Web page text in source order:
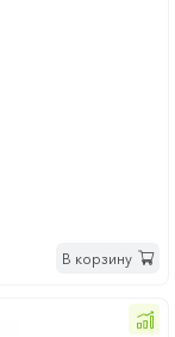
В корзину